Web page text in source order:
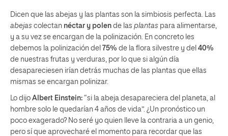
Dicen que las abejas y las plantas son la simbiosis perfecta. Las
abejas colectan néctar y polen de las plantas para alimentarse,
y a su vez se encargan de la polinización. En concreto les
debemos la polinización del 75% de la flora silvestre y del 40%
de nuestras frutas y verduras, por lo que si algún día
desapareciesen irían detrás muchas de las plantas que ellas
mismas se encargan polinizar.
Lo dijo Albert Einstein: “si la abeja desapareciera del planeta, al
hombre solo le quedarían 4 años de vida”. ¿Un pronóstico un
poco exagerado? No seré yo quien lleve la contraria a un genio,
pero sí que aprovecharé el momento para recordar que las